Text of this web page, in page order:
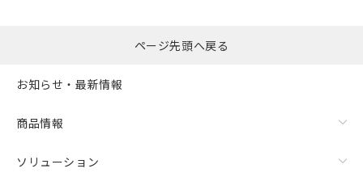
ページ先頭へ戻る
お知らせ・最新情報
商品情報
ソリューション